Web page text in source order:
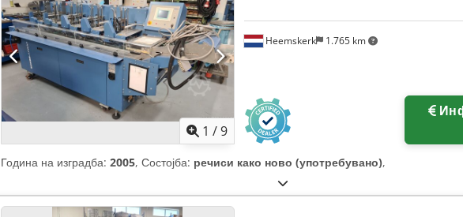
1 /9
Heemskerk 1.765 km
Година на изградба: 2005, Состојба: речиси како ново (употребувано),